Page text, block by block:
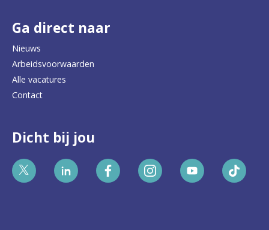
Ga direct naar
Nieuws
Arbeidsvoorwaarden
Alle vacatures
Contact
Dicht bij jou
Bekijk
Bekijk
Bekijk
Bekijk
Bekijk
Bekijk